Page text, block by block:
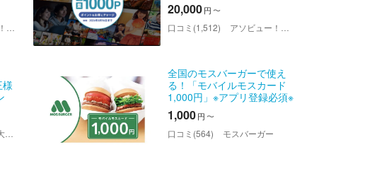
20,000円 〜
口コミ(1,512) アソビュー！ポイント
全国のモスバーガーで使え
る！「モバイルモスカード
1,000円」※アプリ登録必須※
1,000円 〜
口コミ(564) モスバーガー